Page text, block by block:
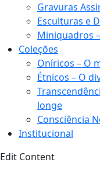
Gravuras
Esculturas e
Miniquadros
Coleções
Oníricos – O
Étnicos – O
longe
Consciência
Institucional
Edit Content